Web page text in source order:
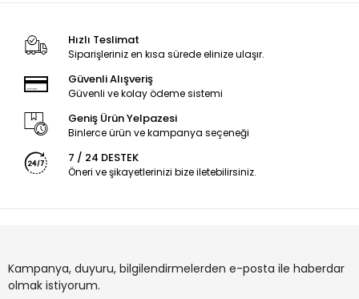
Hızlı Teslimat
Siparişleriniz en kısa sürede elinize ulaşır.
Güvenli Alışveriş
Güvenli ve kolay ödeme sistemi
Geniş Ürün Yelpazesi
Binlerce ürün ve kampanya seçeneği
7 / 24 DESTEK
Öneri ve şikayetlerinizi bize iletebilirsiniz.
Kampanya, duyuru, bilgilendirmelerden e-posta ile haberdar
olmak istiyorum.